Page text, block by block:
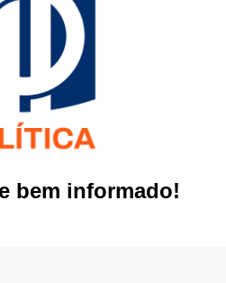
bem informado!